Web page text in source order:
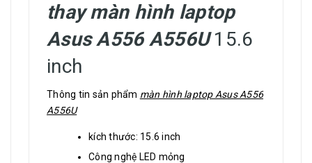
thay màn hình laptop
Asus A556 A556U15.6
inch
Thông tin sản phẩm màn hình laptop Asus A556
A556U
kích thước: 15.6 inch
Công nghệ LED mỏng